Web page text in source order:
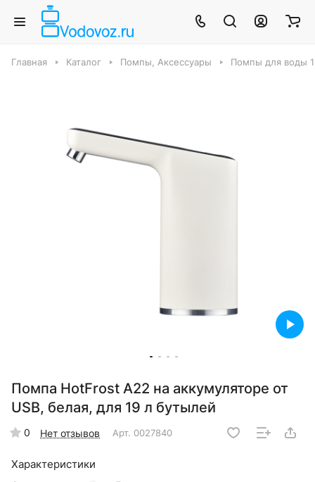
Главная Каталог Помпы, Аксессуары Помпы для воды
Помпа HotFrost A22 на аккумуляторе от
USB, белая, для 19 л бутылей
0 Нет отзывов Арт. 0027840
Характеристики